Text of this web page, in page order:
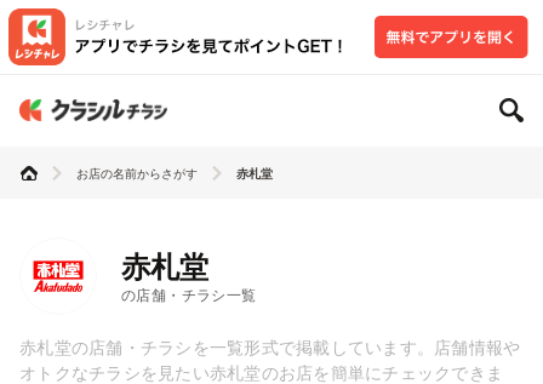
お店の名前からさがす 赤札堂
赤札堂
の店舗・チラシ一覧
赤札堂の店舗・チラシを一覧形式で掲載しています。店舗情報や
オトクなチラシを見たい赤札堂のお店を簡単にチェックできま